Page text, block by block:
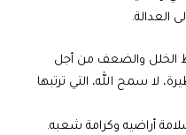
العدالة.
الخلل والضعف من أجل
لا سمح الله، التي ترتبها
أراضيه وكرامة شعبه.